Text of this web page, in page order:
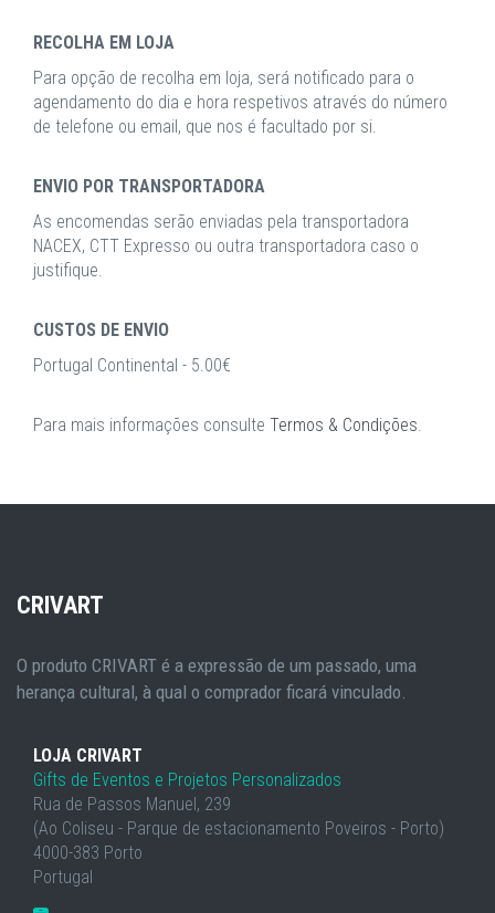
RECOLHA EM LOJA
Para opção de recolha em loja, será notificado para o
agendamento do dia e hora respetivos através do número
de telefone ou email, que nos é facultado por si.
ENVIO POR TRANSPORTADORA
As encomendas serão enviadas pela transportadora
NACEX, CTT Expresso ou outra transportadora caso o
justifique.
CUSTOS DE ENVIO
Portugal Continental - 5.00€
Para mais informações consulte Termos & Condições.
CRIVART
O produto CRIVART é a expressão de um passado, uma
herança cultural, à qual o comprador ficará vinculado.
LOJA CRIVART
Gifts de Eventos e Projetos Personalizados
Rua de Passos Manuel, 239
(Ao Coliseu - Parque de estacionamento Poveiros - Porto)
4000-383 Porto
Portugal